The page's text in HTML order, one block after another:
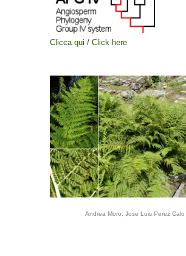
Clicca qui / Click here
Andrea Moro, Jose Luis Perez Calo